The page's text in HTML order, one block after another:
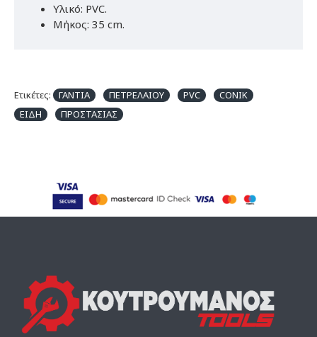
Υλικό: PVC.
Μήκος: 35 cm.
Ετικέτες: ΓΑΝΤΙΑ ΠΕΤΡΕΛΑΙΟΥ PVC
CONIK
ΕΙΔΗ
ΠΡΟΣΤΑΣΙΑΣ